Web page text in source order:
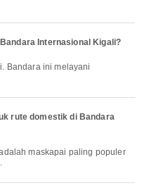
Internasional Kigali?
rute domestik di Bandara
maskapai paling populer